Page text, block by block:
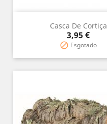
Casca De Cortiça
Precio
3,95 €
 Esgotado